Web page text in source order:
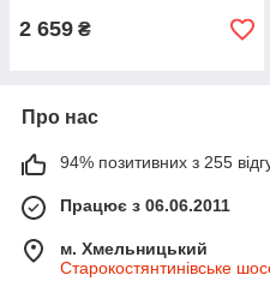
2 659 ₴
Про нас
94% позитивних з 255
Працює з 06.06.2011
м. Хмельницький
Старокостянтинівське